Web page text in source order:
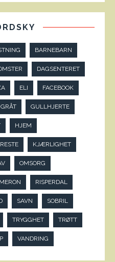
BARNEBARN
DAGSENTERET
ELI FACEBOOK
GRÅT GULLHJERTE
HJEM
KJÆRLIGHET
OMSORG
RISPERDAL
SAVN SOBRIL
TRYGGHET TRØTT
VANDRING